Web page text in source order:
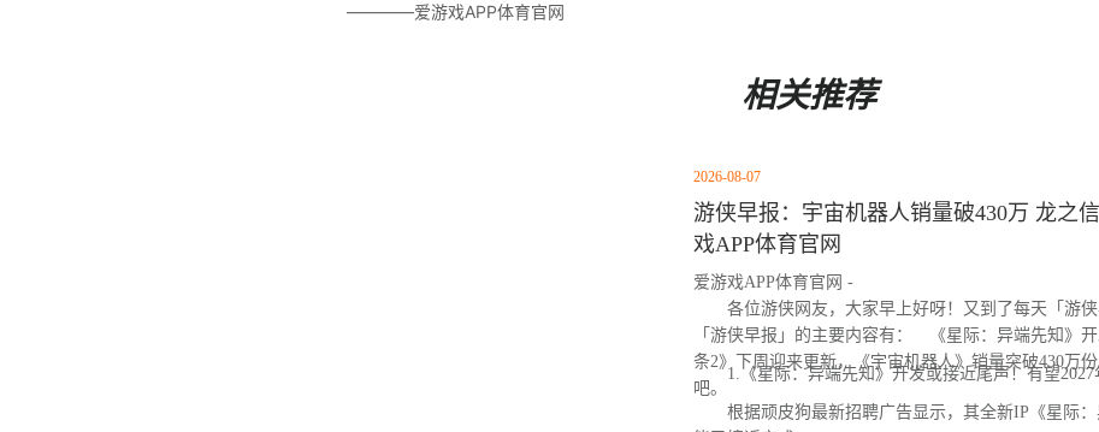
————爱游戏APP体育官网
相关推荐
2026-08-07
游侠早报：宇宙机器人销量破430万 龙之
戏APP体育官网
爱游戏APP体育官网 -
各位游侠网友，大家早上好呀！又到了每天「游侠
「游侠早报」的主要内容有： 《星际：异端先知》
条2》下周迎来更新，《宇宙机器人》销量突破430万
吧。
1.《星际：异端先知》开发或接近尾声！有望2027
根据顽皮狗最新招聘广告显示，其全新IP《星际：